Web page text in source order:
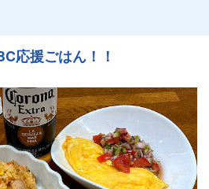
応援ごはん！！